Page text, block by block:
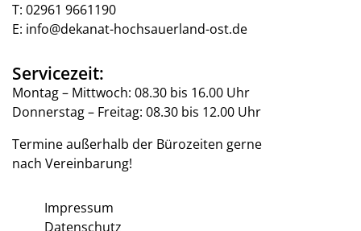
T: 02961 9661190
E: info@dekanat-hochsauerland-ost.de
Servicezeit:
Montag – Mittwoch: 08.30 bis 16.00 Uhr
Donnerstag – Freitag: 08.30 bis 12.00 Uhr
Termine außerhalb der Bürozeiten gerne
nach Vereinbarung!
Impressum
Datenschutz